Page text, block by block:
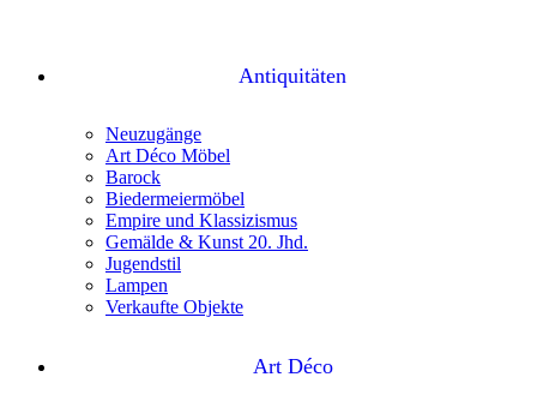
Antiquitäten
Neuzugänge
Art Déco Möbel
Barock
Biedermeiermöbel
Empire und Klassizismus
Gemälde & Kunst 20. Jhd.
Jugendstil
Lampen
Verkaufte Objekte
Art Déco